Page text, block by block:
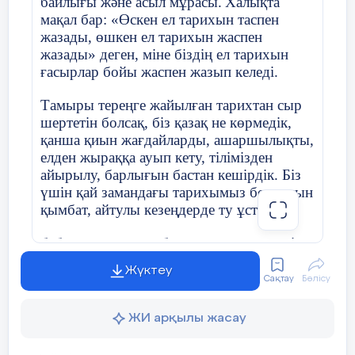
«Ақтөбе орта мектебі» КММ 5 «Ә»
касс оқушысы
Жайықбай Нұрай Рысбековнаға
Күні:
Сынып:8Б Қатысушылар
Сынып сағатының тақырыбы Буллинг
Тәрбие жұмысының бағыты
тәрбиелеу
Мақсаты
«Буллинг»
мақал бар: «Өскен ел тарихын таспен
жазады, өшкен ел тарихын жаспен
жазады» деген, міне біздің ел тарихын
ғасырлар бойы жаспен жазып келеді.
Тамыры тереңге жайылған тарихтан сыр
шертетін болсақ, біз қазақ не көрмедік,
қанша қиын жағдайларды, ашаршылықты,
елден жыраққа ауып кету, тілімізден
айырылу, барлығын бастан кешірдік. Біз
үшін қай замандағы тарихымыз болмасын
қымбат, айтулы кезеңдерде ту ұстаған
бабаларымыздың барлығы да құрметті.
Исатай, Махамбеттер патшалық Ресейдің
озбыр саясатына қасқайып қарсы тұра
білді. Сан зұлматты өткерген еліміз ұлт-
азаттық көтеріліске келгенде де тосылып
қарап қалған жоқ. Бұл күрестер азаттық
Жүктеу
Сақтау Бөлісу
ЖИ арқылы жасау